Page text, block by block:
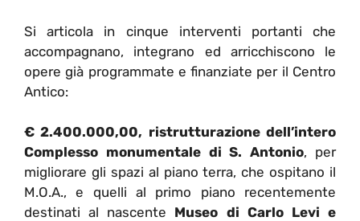
Si articola in cinque interventi portanti che
accompagnano, integrano ed arricchiscono le
opere già programmate e finanziate per il Centro
Antico:
€ 2.400.000,00, ristrutturazione dell’intero
Complesso monumentale di S. Antonio, per
migliorare gli spazi al piano terra, che ospitano il
M.O.A., e quelli al primo piano recentemente
destinati al nascente Museo di Carlo Levi e